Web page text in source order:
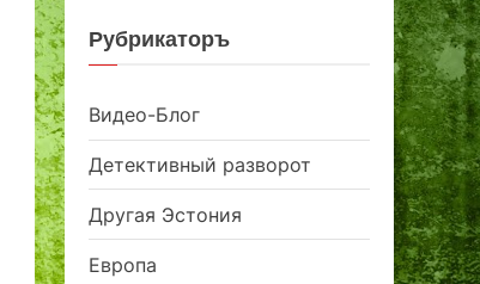
Рубрикаторъ
Видео-Блог
Детективный разворот
Другая Эстония
Европа